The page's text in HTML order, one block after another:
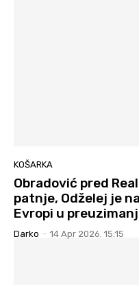
KOŠARKA
Obradović pred
patnje, Odželej je
Evropi u
Darko - 14 Apr 2026. 15:15